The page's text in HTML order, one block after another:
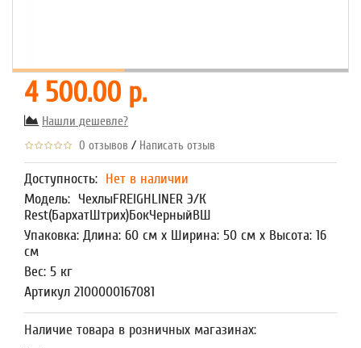
4 500.00 р.
Нашли дешевле?
0 отзывов / Написать отзыв
Доступность: Нет в наличии
Модель: ЧехлыFREIGHLINER Э/К
Rest(БархатШтрих)БокЧерныйВШ
Упаковка: Длина: 60 см x Ширина: 50 см x Высота: 16
см
Вес: 5 кг
Артикул 2100000167081
Наличие товара в розничных магазинах: